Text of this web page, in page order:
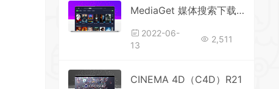
MediaGet 媒体搜索下载器 v3.01.4032便携版
2022-06-
13
2,511
CINEMA 4D（C4D）R21